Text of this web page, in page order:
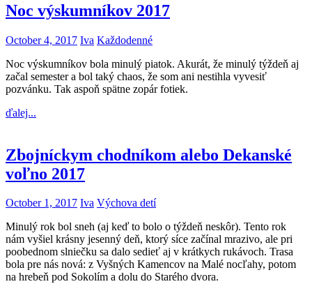
Noc výskumníkov 2017
October 4, 2017 Iva Každodenné
Noc výskumníkov bola minulý piatok. Akurát, že minulý týždeň aj
začal semester a bol taký chaos, že som ani nestihla vyvesiť
pozvánku. Tak aspoň spätne zopár fotiek.
ďalej...
Zbojníckym chodníkom alebo Dekanské
voľno 2017
October 1, 2017 Iva Výchova detí
Minulý rok bol sneh (aj keď to bolo o týždeň neskôr). Tento rok
nám vyšiel krásny jesenný deň, ktorý síce začínal mrazivo, ale pri
poobednom slniečku sa dalo sedieť aj v krátkych rukávoch. Trasa
bola pre nás nová: z Vyšných Kamencov na Malé nocľahy, potom
na hrebeň pod Sokolím a dolu do Starého dvora.